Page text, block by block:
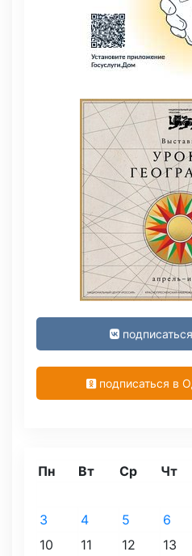
подписаться в
Пн Вт Ср Чт
3
4 5 6
10
11 12 13